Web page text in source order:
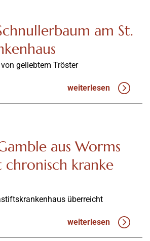
am St.
geliebtem Tröster
weiterlesen
aus Worms
kranke
überreicht
weiterlesen